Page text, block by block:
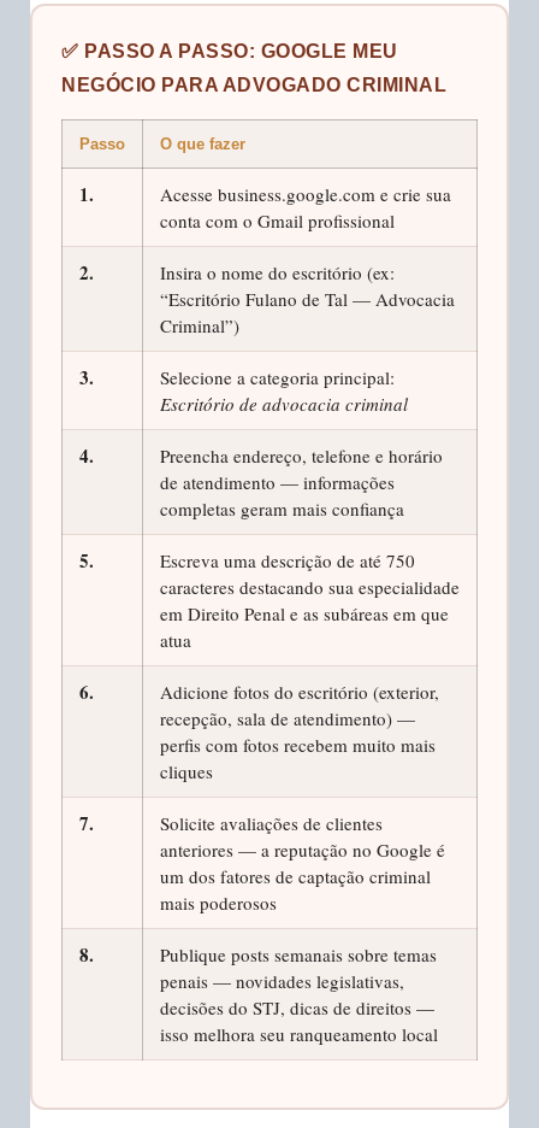
✅ PASSO A PASSO: GOOGLE MEU
NEGÓCIO PARA ADVOGADO CRIMINAL
Passo O que fazer
1.
Acesse business.google.com e crie sua
conta com o Gmail profissional
2.
Insira o nome do escritório (ex:
“Escritório Fulano de Tal — Advocacia
Criminal”)
3.
Selecione a categoria principal:
Escritório de advocacia criminal
4.
Preencha endereço, telefone e horário
de atendimento — informações
completas geram mais confiança
5.
Escreva uma descrição de até 750
caracteres destacando sua especialidade
em Direito Penal e as subáreas em que
atua
6.
Adicione fotos do escritório (exterior,
recepção, sala de atendimento) —
perfis com fotos recebem muito mais
cliques
7.
Solicite avaliações de clientes
anteriores — a reputação no Google é
um dos fatores de captação criminal
mais poderosos
8.
Publique posts semanais sobre temas
penais — novidades legislativas,
decisões do STJ, dicas de direitos —
isso melhora seu ranqueamento local